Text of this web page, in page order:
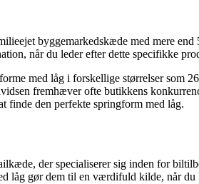
byggemarkedskæde med mere
når du leder efter dette specifikke
med låg i forskellige størrelser som
fremhæver ofte butikkens
finde den perfekte springform med låg.
der specialiserer sig inden for
låg gør dem til en værdifuld kilde, når du